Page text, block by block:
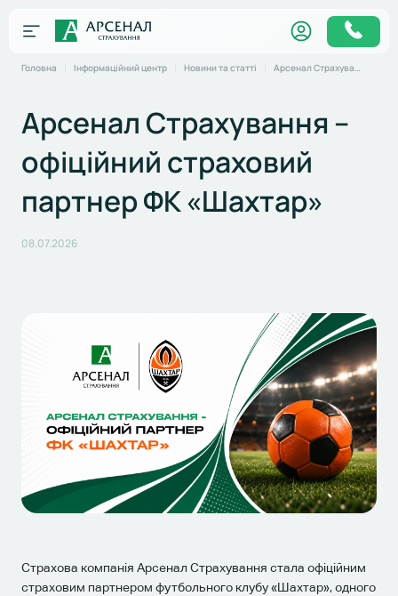
Головна Інформаційний центр Новини та статті Арсенал Страхування – офіційний страховий партнер ФК «Шахтар»
Арсенал Страхування –
офіційний страховий
партнер ФК «Шахтар»
08.07.2026
Страхова компанія Арсенал Страхування стала офіційним
страховим партнером футбольного клубу «Шахтар», одного